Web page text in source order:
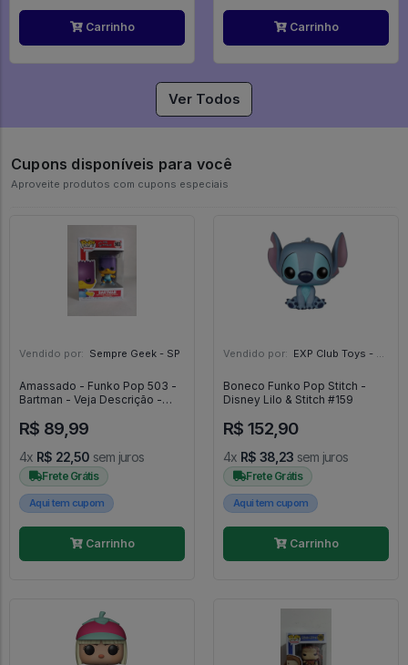
Carrinho Carrinho
Ver Todos
Cupons disponíveis para você
Aproveite produtos com cupons especiais
Vendido por: Sempre Geek - SP
Amassado - Funko Pop 503 -
Bartman - Veja Descrição -
R$ 89,99
4x R$ 22,50 sem juros
Frete Grátis
Aqui tem cupom
Carrinho
Vendido por: EXP Club Toys - SP
Boneco Funko Pop Stitch -
Disney Lilo & Stitch #159
R$ 152,90
4x R$ 38,23 sem juros
Frete Grátis
Aqui tem cupom
Carrinho